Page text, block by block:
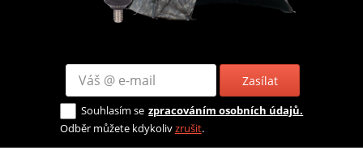
Zasílat
Souhlasím se zpracováním osobních údajů.
Odběr můžete kdykolivzrušit.